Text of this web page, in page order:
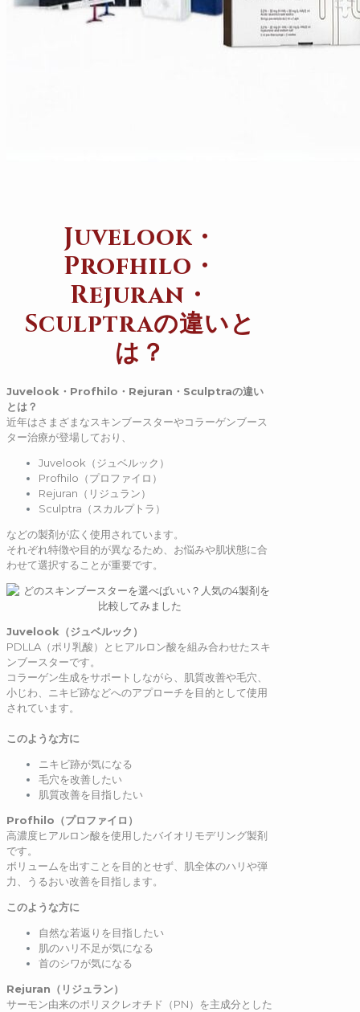
Juvelook・
Profhilo ・
Rejuran ・
Sculptraの違いと
は？
Juvelook ・ Profhilo ・ Rejuran ・ Sculptraの違い
とは？
近年はさまざまなスキンブースターやコラーゲンブース
ター治療が登場しており、
Juvelook（ジュベルック）
Profhilo（プロファイロ）
Rejuran（リジュラン）
Sculptra（スカルプトラ）
などの製剤が広く使用されています。
それぞれ特徴や目的が異なるため、お悩みや肌状態に合
わせて選択することが重要です。
Juvelook （ジュベルック）
PDLLA（ポリ乳酸）とヒアルロン酸を組み合わせたスキ
ンブースターです。
コラーゲン生成をサポートしながら、肌質改善や毛穴、
小じわ、ニキビ跡などへのアプローチを目的として使用
されています。
このような方に
ニキビ跡が気になる
毛穴を改善したい
肌質改善を目指したい
Profhilo （プロファイロ）
高濃度ヒアルロン酸を使用したバイオリモデリング製剤
です。
ボリュームを出すことを目的とせず、肌全体のハリや弾
力、うるおい改善を目指します。
このような方に
自然な若返りを目指したい
肌のハリ不足が気になる
首のシワが気になる
Rejuran （リジュラン）
サーモン由来のポリヌクレオチド（PN）を主成分とした